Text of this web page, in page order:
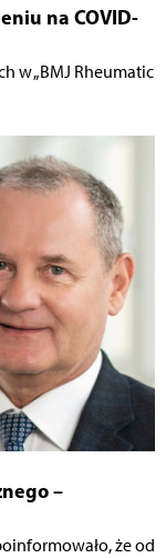
na COVID-
w „BMJ Rheumatic
–
że od